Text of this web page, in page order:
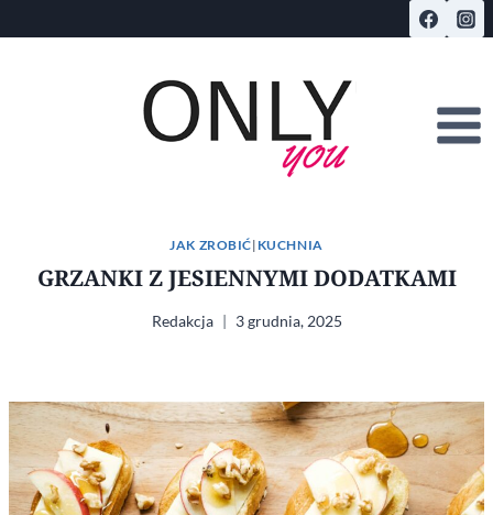
do
JAK ZROBIĆ| KUCHNIA
GRZANKI Z JESIENNYMI DODATKAMI
Redakcja 3 grudnia, 2025